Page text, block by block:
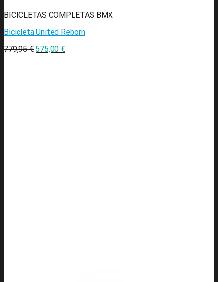
BICICLETAS COMPLETAS BMX
Bicicleta United Reborn
779,95€ 575,00 €